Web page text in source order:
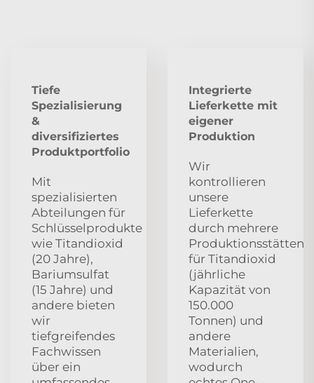
Tiefe
Spezialisierung
&
diversifiziertes
Produktportfolio
Mit
spezialisierten
Abteilungen für
Schlüsselprodukte
wie Titandioxid
(20 Jahre),
Bariumsulfat
(15 Jahre) und
andere bieten
wir
tiefgreifendes
Fachwissen
über ein
Integrierte
Lieferkette mit
eigener
Produktion
Wir
kontrollieren
unsere
Lieferkette
durch mehrere
Produktionsstätten
für Titandioxid
(jährliche
Kapazität von
150.000
Tonnen) und
andere
Materialien,
wodurch